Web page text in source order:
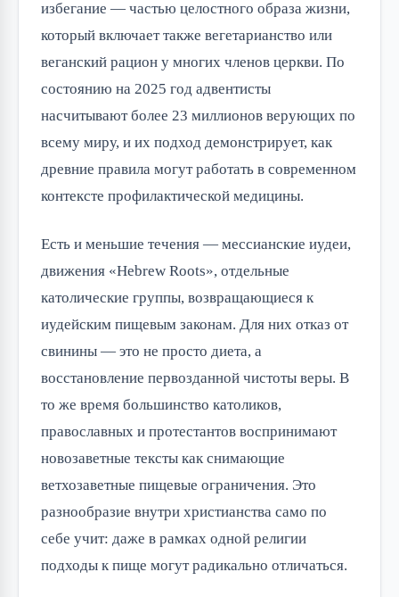
избегание — частью целостного образа жизни,
который включает также вегетарианство или
веганский рацион у многих членов церкви. По
состоянию на 2025 год адвентисты
насчитывают более 23 миллионов верующих по
всему миру, и их подход демонстрирует, как
древние правила могут работать в современном
контексте профилактической медицины.
Есть и меньшие течения — мессианские иудеи,
движения «Hebrew Roots», отдельные
католические группы, возвращающиеся к
иудейским пищевым законам. Для них отказ от
свинины — это не просто диета, а
восстановление первозданной чистоты веры. В
то же время большинство католиков,
православных и протестантов воспринимают
новозаветные тексты как снимающие
ветхозаветные пищевые ограничения. Это
разнообразие внутри христианства само по
себе учит: даже в рамках одной религии
подходы к пище могут радикально отличаться.